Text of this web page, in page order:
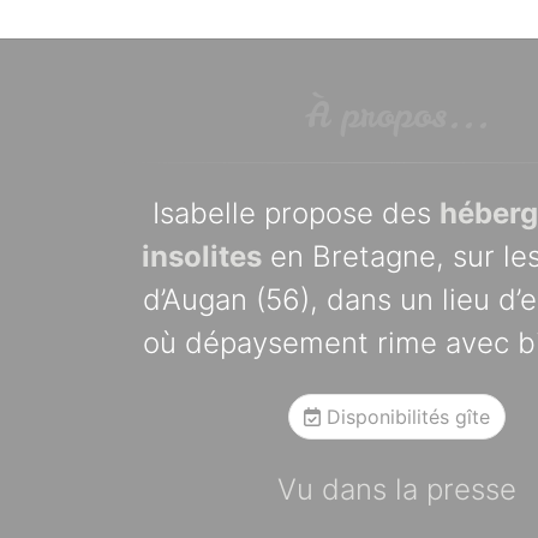
Isabelle propose des
insolites en Bretagne, sur
d’Augan (56), dans un lieu
où dépaysement rime avec
Disponibilités gîte
Vu dans la presse